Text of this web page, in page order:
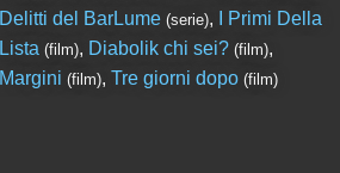
Delitti del BarLume (serie),
I Primi Della
Lista (film), Diabolik chi sei? (film),
Margini (film),Tre giorni dopo (film)